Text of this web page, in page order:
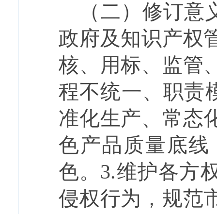
（二） 修订意
政府及知识产权
核、用标、监管
程不统一、职责
准化生产、常态
色产品质量底
色。 3.维护各方
侵权行为，规范